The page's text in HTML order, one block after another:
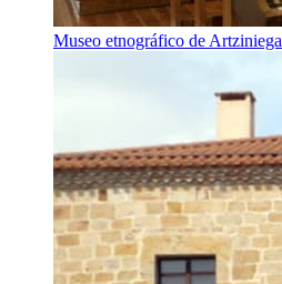
Museo etnográfico de Artziniega